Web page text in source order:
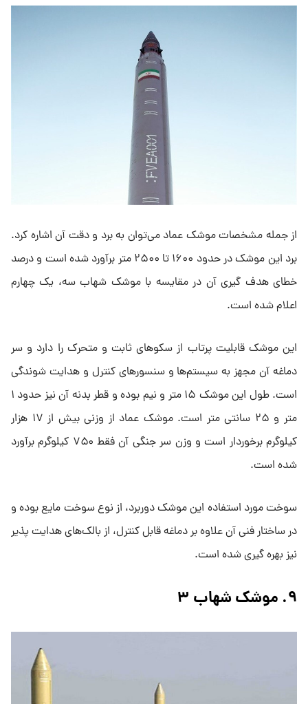
از جمله مشخصات موشک عماد می‌توان به برد و دقت آن اشاره کرد.
برد این موشک در حدود ۱۶۰۰ تا ۲۵۰۰ متر برآورد شده است و درصد
خطای هدف گیری آن در مقایسه با موشک شهاب سه، یک چهارم
اعلام شده است.
این موشک قابلیت پرتاب از سکو‌های ثابت و متحرک را دارد و سر
دماغه آن مجهز به سیستم‌ها و سنسور‌های کنترل و هدایت شوندگی
است. طول این موشک ۱۵ متر و نیم بوده و قطر بدنه آن نیز حدود ۱
متر و ۲۵ سانتی متر است. موشک عماد از وزنی بیش از ۱۷ هزار
کیلوگرم برخوردار است و وزن سر جنگی آن فقط ۷۵۰ کیلوگرم برآورد
شده است.
سوخت مورد استفاده این موشک دوربرد، از نوع سوخت مایع بوده و
در ساختار فنی آن علاوه بر دماغه قابل کنترل، از بالک‌های هدایت پذیر
نیز بهره گیری شده است.
۹. موشک شهاب ۳